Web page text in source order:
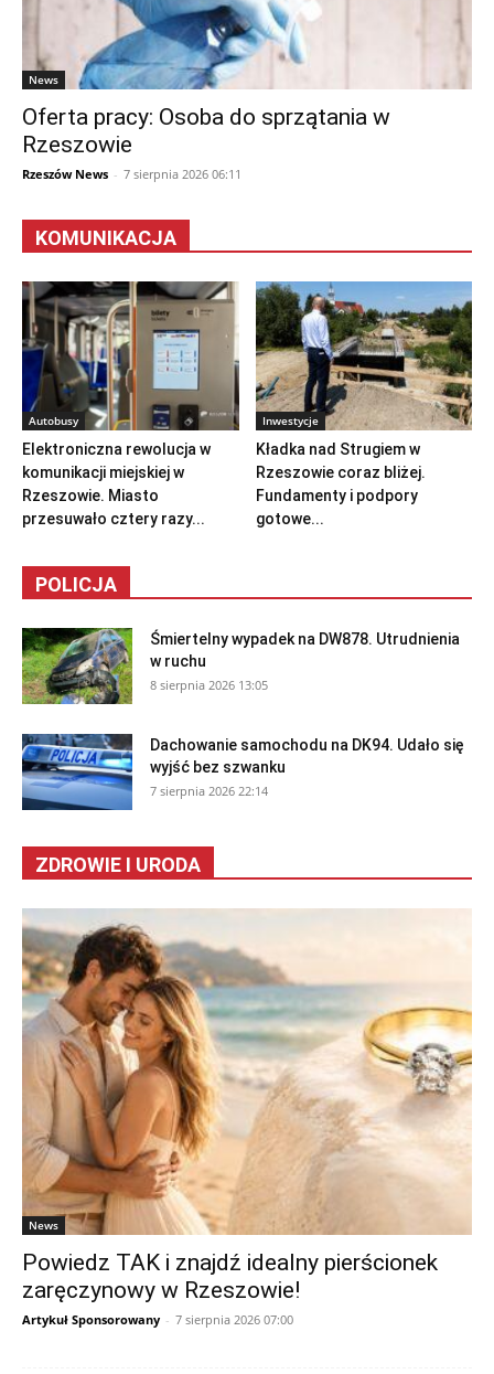
News
Oferta pracy: Osoba do sprzątania w
Rzeszowie
Rzeszów News - 7 sierpnia 2026 06:11
KOMUNIKACJA
Autobusy
Elektroniczna rewolucja w
komunikacji miejskiej w
Rzeszowie. Miasto
przesuwało cztery razy...
Inwestycje
Kładka nad Strugiem w
Rzeszowie coraz bliżej.
Fundamenty i podpory
gotowe...
POLICJA
Śmiertelny wypadek na DW878. Utrudnienia
w ruchu
8 sierpnia 2026 13:05
Dachowanie samochodu na DK94. Udało się
wyjść bez szwanku
7 sierpnia 2026 22:14
ZDROWIE I URODA
News
Powiedz TAK i znajdź idealny pierścionek
zaręczynowy w Rzeszowie!
Artykuł Sponsorowany - 7 sierpnia 2026 07:00